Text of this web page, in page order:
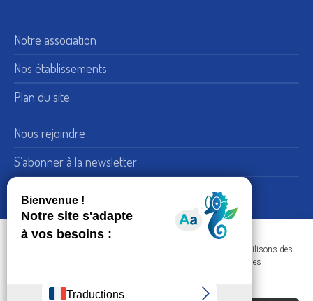
Dans le respect de votre confidentialité et de vos données, nous utilisons des
cookies afin d'améliorer votre navigation sur nos sites et réaliser des
Notre association
Nos établissements
Plan du site
Nous rejoindre
S’abonner à la newsletter
Adresse : 15, rue de Bellechasse 75007 Paris
Nous contacter